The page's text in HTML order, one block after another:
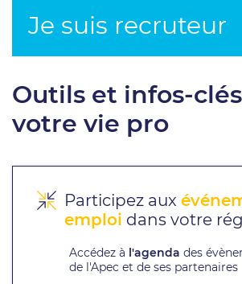
Je suis recruteur
Outils et infos-
votre vie pro
Participez aux
emploi dans votre
Accédez à l'agenda des
de l'Apec et de ses partenaires